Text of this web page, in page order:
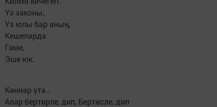
Үз законы,
Үз юлы бар аның,
Кешеләрдә
Гаме,
Эше юк.
Көннәр үтә…
Алар бертөрле, дип, Бертөсле, дип